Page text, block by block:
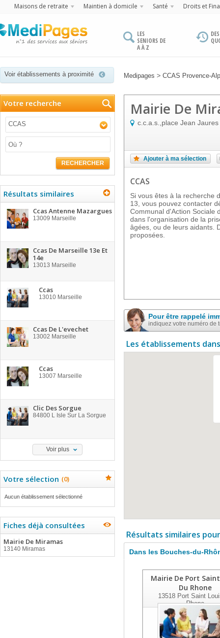
Maisons de retraite Maintien à domicile Santé Droits et
LES
SENIORS DE
A À Z
Voir établissements à proximité Medipages > CCAS Provence-
Votre recherche
CCAS
RECHERCHER
Résultats similaires
Ccas Antenne Mazargues
13009 Marseille
Ccas De Marseille 13e Et
14e
13013 Marseille
Ccas
13010 Marseille
Ccas De L'evechet
13002 Marseille
Ccas
13007 Marseille
Clic Des Sorgue
84800 L Isle Sur La Sorgue
Voir plus
Votre sélection (0)
Aucun établissement sélectionné
Fiches déjà consultées
Mairie De Miramas
13140 Miramas
Mairie De
c.c.a.s.,place Jean Jaures
Ajouter à ma sélection
CCAS
Si vous êtes à la recherche
13, vous pouvez contacter
Communal d'Action Sociale
dans l'organisation de la
âgées, ou de leurs aidants.
proposées.
Pour être rappelé
indiquez votre numéro de
Les établissements
Résultats similaires
Dans les Bouches-du-
Mairie De Port
Du Rhone
13518Port Saint
Rhone